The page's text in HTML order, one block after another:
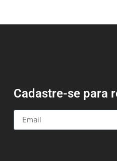
Cadastre-se para